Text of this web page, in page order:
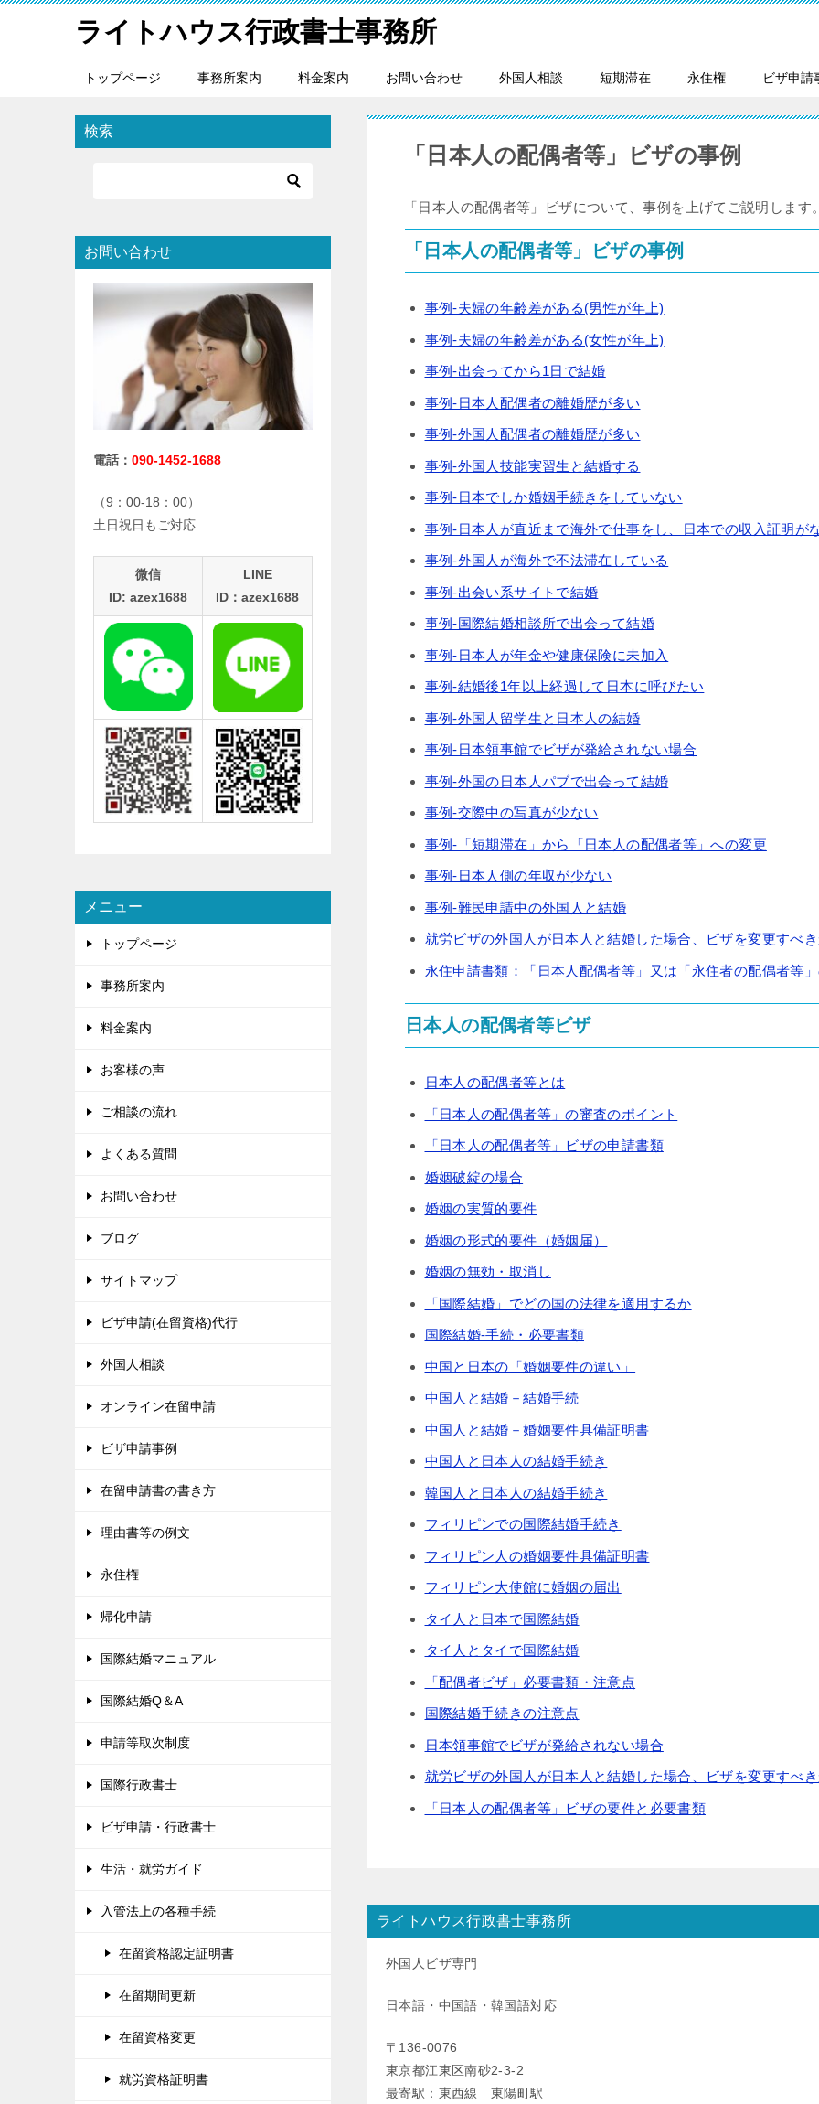
ライトハウス行政書士事務所
トップページ 事務所案内 料金案内 お問い合わせ 外国人相談 短期滞在 永住権 ビザ申請
「日本人の配偶者等」ビザの事例
「日本人の配偶者等」ビザについて、事例を上げてご説明します
「日本人の配偶者等」ビザの事例
事例-夫婦の年齢差がある(男性が年上)
事例-夫婦の年齢差がある(女性が年上)
事例-出会ってから1日で結婚
事例-日本人配偶者の離婚歴が多い
事例-外国人配偶者の離婚歴が多い
事例-外国人技能実習生と結婚する
事例-日本でしか婚姻手続きをしていない
事例-日本人が直近まで海外で仕事をし、日本での収入証明が
事例-外国人が海外で不法滞在している
事例-出会い系サイトで結婚
事例-国際結婚相談所で出会って結婚
事例-日本人が年金や健康保険に未加入
事例-結婚後1年以上経過して日本に呼びたい
事例-外国人留学生と日本人の結婚
事例-日本領事館でビザが発給されない場合
事例-外国の日本人パブで出会って結婚
事例-交際中の写真が少ない
事例-「短期滞在」から「日本人の配偶者等」への変更
事例-日本人側の年収が少ない
事例-難民申請中の外国人と結婚
就労ビザの外国人が日本人と結婚した場合、ビザを変更すべ
永住申請書類：「日本人配偶者等」又は「永住者の配偶者等
日本人の配偶者等ビザ
日本人の配偶者等とは
「日本人の配偶者等」の審査のポイント
「日本人の配偶者等」ビザの申請書類
婚姻破綻の場合
婚姻の実質的要件
婚姻の形式的要件（婚姻届）
婚姻の無効・取消し
「国際結婚」でどの国の法律を適用するか
国際結婚-手続・必要書類
中国と日本の「婚姻要件の違い」
中国人と結婚－結婚手続
中国人と結婚－婚姻要件具備証明書
中国人と日本人の結婚手続き
韓国人と日本人の結婚手続き
フィリピンでの国際結婚手続き
フィリピン人の婚姻要件具備証明書
フィリピン大使館に婚姻の届出
タイ人と日本で国際結婚
タイ人とタイで国際結婚
「配偶者ビザ」必要書類・注意点
国際結婚手続きの注意点
日本領事館でビザが発給されない場合
就労ビザの外国人が日本人と結婚した場合、ビザを変更すべ
「日本人の配偶者等」ビザの要件と必要書類
ライトハウス行政書士事務所
外国人ビザ専門
日本語・中国語・韓国語対応
〒136-0076
東京都江東区南砂2-3-2
最寄駅：東西線 東陽町駅
検索
お問い合わせ
電話： 090-1452-1688
（9：00-18：00）
土日祝日もご対応
微信
ID: azex1688
LINE
ID：azex1688
メニュー
トップページ
事務所案内
料金案内
お客様の声
ご相談の流れ
よくある質問
お問い合わせ
ブログ
サイトマップ
ビザ申請(在留資格)代行
外国人相談
オンライン在留申請
ビザ申請事例
在留申請書の書き方
理由書等の例文
永住権
帰化申請
国際結婚マニュアル
国際結婚Q＆A
申請等取次制度
国際行政書士
ビザ申請・行政書士
生活・就労ガイド
入管法上の各種手続
在留資格認定証明書
在留期間更新
在留資格変更
就労資格証明書